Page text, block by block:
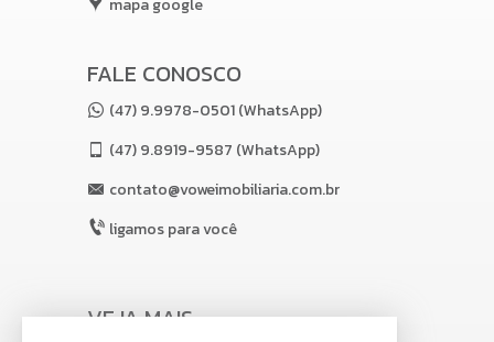
FALE CONOSCO
(47) 9.9978-0501 (WhatsApp)
(47)9.8919-9587 (WhatsApp)
contato@voweimobiliaria.com.br
ligamos para você
VEJA MAIS